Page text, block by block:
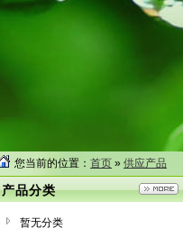
您当前的位置： 首页 » 供应产品
产品分类
暂无分类